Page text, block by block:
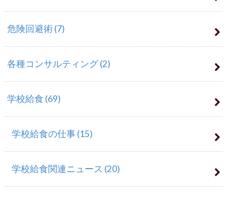
危険回避術(7)
各種コンサルティング(2)
学校給食 (69)
学校給食の仕事(15)
学校給食関連ニュース (20)